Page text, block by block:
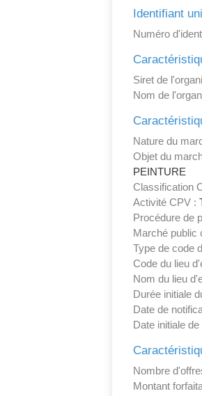
Identifiant
Numéro
Siret de
Nom de
Nature du
Objet du
PEINTURE
Classification
Activité CPV :
Procédure de
Marché public
Type de code
Code du lieu
Nom du lieu
Durée initiale
Date de
Date initiale
Nombre
Montant